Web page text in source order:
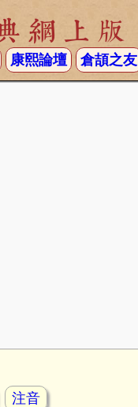
網上版
康熙論壇 倉頡之友
注音